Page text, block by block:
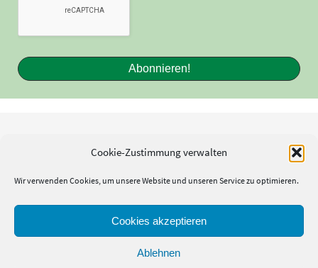
Cookie-Zustimmung verwalten
Wir verwenden Cookies, um unsere Website und unseren Service zu optimieren.
Cookies akzeptieren
Ablehnen
Impressum